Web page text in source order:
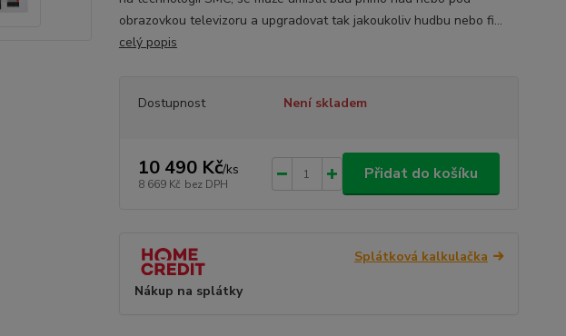
obrazovkou televizoru a upgradovat tak jakoukoliv hudbu nebo fi...
celý popis
Dostupnost Není skladem
10 490 Kč/ks
8 669 Kč bez DPH
Přidat do košíku
Splátková kalkulačka
Nákup na splátky